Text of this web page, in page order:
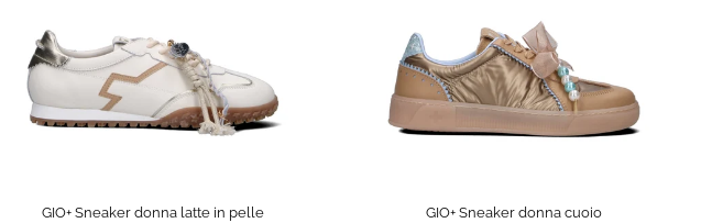
GIO+ Sneaker donna latte in pelle GIO+ Sneaker donna cuoio